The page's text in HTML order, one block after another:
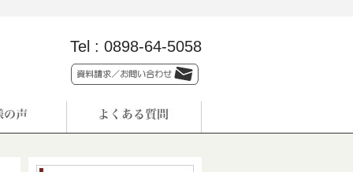
Tel : 0898-64-5058